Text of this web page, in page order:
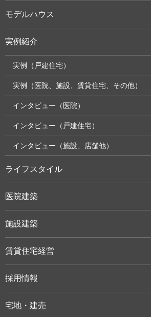
モデルハウス
実例紹介
実例（戸建住宅）
実例（医院、施設、賃貸住宅、その他）
インタビュー（医院）
インタビュー（戸建住宅）
インタビュー（施設、店舗他）
ライフスタイル
医院建築
施設建築
賃貸住宅経営
採用情報
宅地・建売